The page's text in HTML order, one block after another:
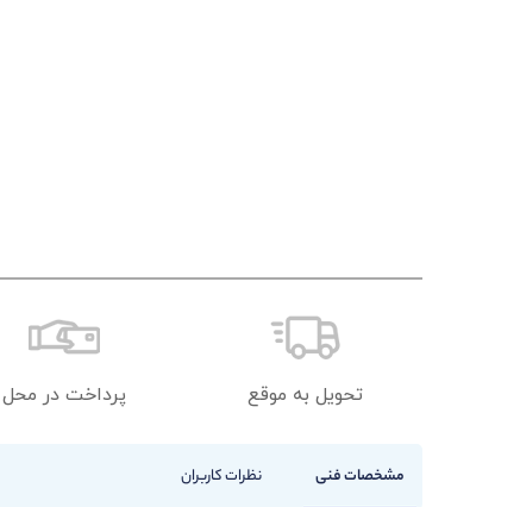
تحویل به موقع پرداخت در محل
مشخصات فنی نظرات کاربران